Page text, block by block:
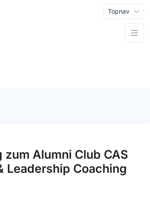
Topnav
zum Alumni Club CAS
Leadership Coaching